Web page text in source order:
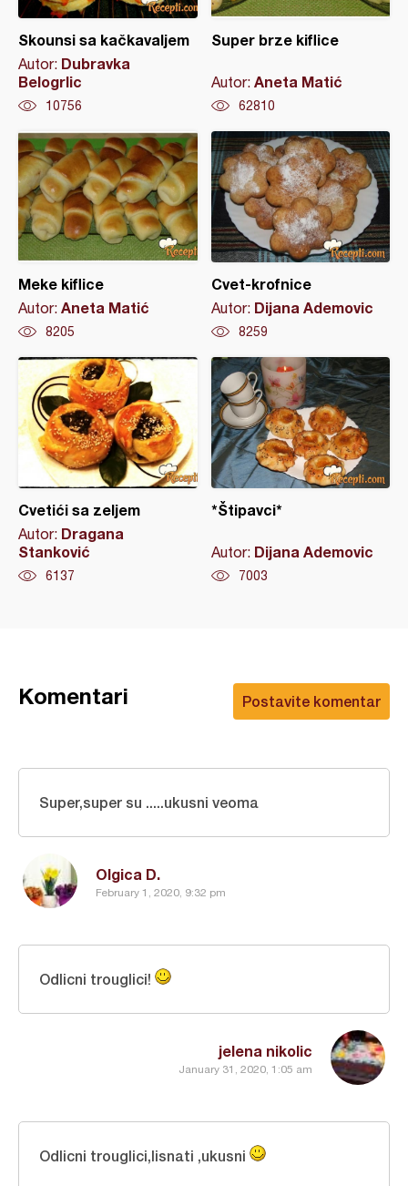
Skounsi sa kačkavaljem
Autor: Dubravka
Belogrlic
10756
Super brze kiflice
Autor: Aneta Matić
62810
Meke kiflice
Autor: Aneta Matić
8205
Cvet-krofnice
Autor: Dijana Ademovic
8259
Cvetići sa zeljem
Autor: Dragana
Stanković
6137
*Štipavci*
Autor: Dijana Ademovic
7003
Postavite komentar
Komentari
Olgica D.
February 1, 2020, 9:32 pm
Super,super su .....ukusni veoma
jelena nikolic
January 31, 2020, 1:05 am
Odlicni trouglici!
Odlicni trouglici,lisnati ,ukusni